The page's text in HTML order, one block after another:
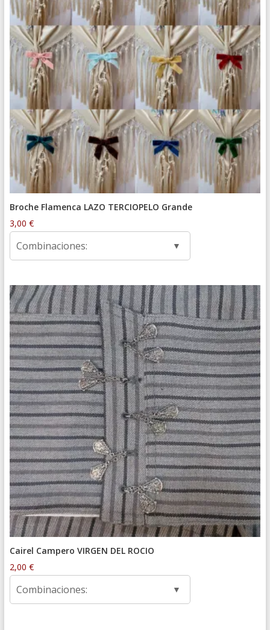
Broche Flamenca LAZO TERCIOPELO Grande
3,00 €
Combinaciones:
Cairel Campero VIRGEN DEL ROCIO
2,00 €
Combinaciones: